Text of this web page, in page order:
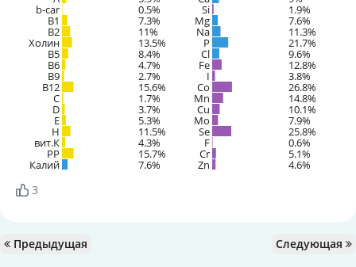
b-car 0.5%
В1 7.3%
B2 11%
Холин 13.5%
B5 8.4%
B6 4.7%
B9 2.7%
B12 15.6%
C 1.7%
D 3.7%
E 5.3%
H 11.5%
вит.К 4.3%
PP 15.7%
Калий 7.6%
Si 1.9%
Mg 7.6%
Na 11.3%
P 21.7%
Cl 9.6%
Fe 12.8%
I 3.8%
Co 26.8%
Mn 14.8%
Cu 10.1%
Mo 7.9%
Se 25.8%
F 0.6%
Cr 5.1%
Zn 4.6%
3
Предыдущая Следующая